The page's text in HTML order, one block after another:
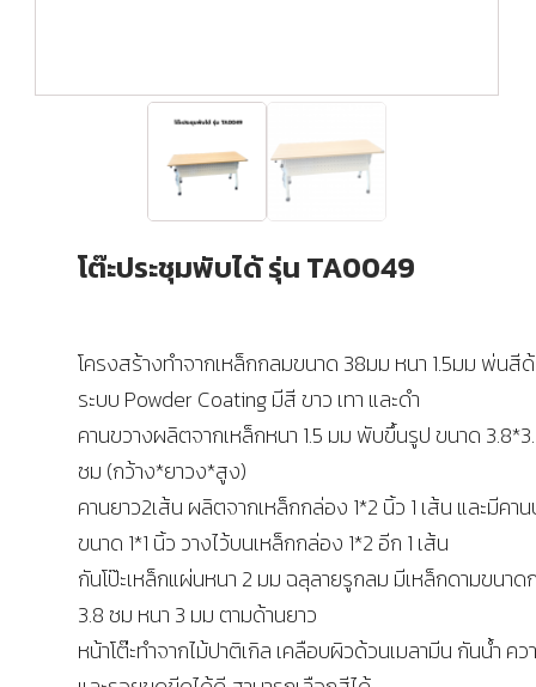
โต๊ะประชุมพับได้ รุ่น TA0049
โครงสร้างทำจากเหล็กกลมขนาด 38มม หนา 1.5มม พ่นสี
ระบบ Powder Coating มีสี ขาว เทา และดำ
คานขวางผลิตจากเหล็กหนา 1.5 มม พับขึ้นรูป ขนาด
ซม (กว้าง*ยาวง*สูง)
คานยาว2เส้น ผลิตจากเหล็กกล่อง 1*2 นิ้ว 1 เส้น และมีคา
ขนาด 1*1 นิ้ว วางไว้บนเหล็กกล่อง 1*2 อีก 1 เส้น
กันโป๊ะเหล็กแผ่นหนา 2 มม ฉลุลายรูกลม มีเหล็กดามขนาด
3.8 ซม หนา 3 มม ตามด้านยาว
หน้าโต๊ะทำจากไม้ปาติเกิล เคลือบผิวด้วนเมลามีน กันน้ำ ค